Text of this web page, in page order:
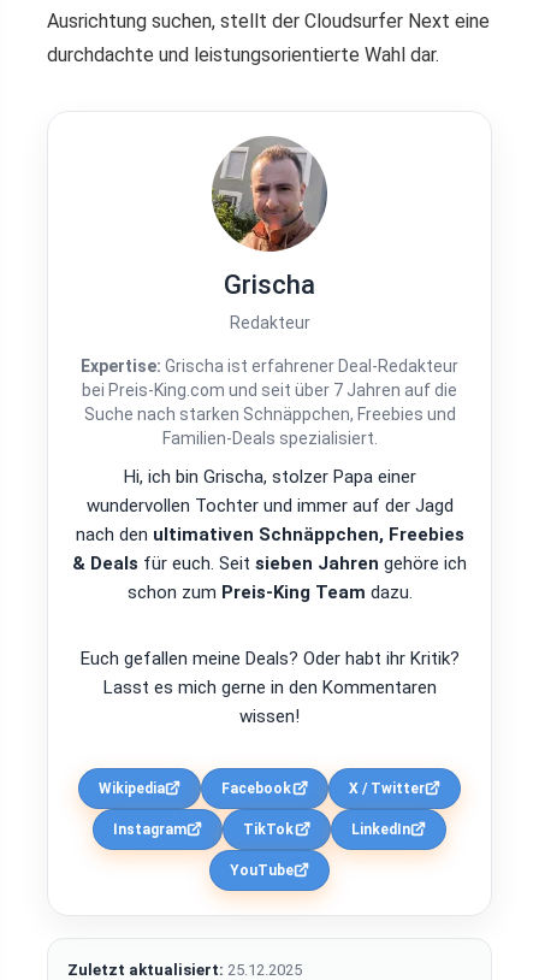
Ausrichtung suchen, stellt der Cloudsurfer Next eine
durchdachte und leistungsorientierte Wahl dar.
Grischa
Redakteur
Expertise: Grischa ist erfahrener Deal-Redakteur
bei Preis-King.com und seit über 7 Jahren auf die
Suche nach starken Schnäppchen, Freebies und
Familien-Deals spezialisiert.
Hi, ich bin Grischa, stolzer Papa einer
wundervollen Tochter und immer auf der Jagd
nach den ultimativen Schnäppchen, Freebies
& Deals für euch. Seit sieben Jahren gehöre ich
schon zum Preis-King Team dazu.
Euch gefallen meine Deals? Oder habt ihr Kritik?
Lasst es mich gerne in den Kommentaren
wissen!
Wikipedia Facebook X / Twitter
Instagram TikTok LinkedIn
YouTube
Zuletzt aktualisiert: 25.12.2025